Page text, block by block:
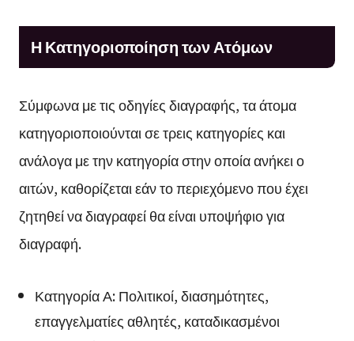
Η Κατηγοριοποίηση των Ατόμων
Σύμφωνα με τις οδηγίες διαγραφής, τα άτομα
κατηγοριοποιούνται σε τρεις κατηγορίες και
ανάλογα με την κατηγορία στην οποία ανήκει ο
αιτών, καθορίζεται εάν το περιεχόμενο που έχει
ζητηθεί να διαγραφεί θα είναι υποψήφιο για
διαγραφή.
Κατηγορία Α: Πολιτικοί, διασημότητες,
επαγγελματίες αθλητές, καταδικασμένοι